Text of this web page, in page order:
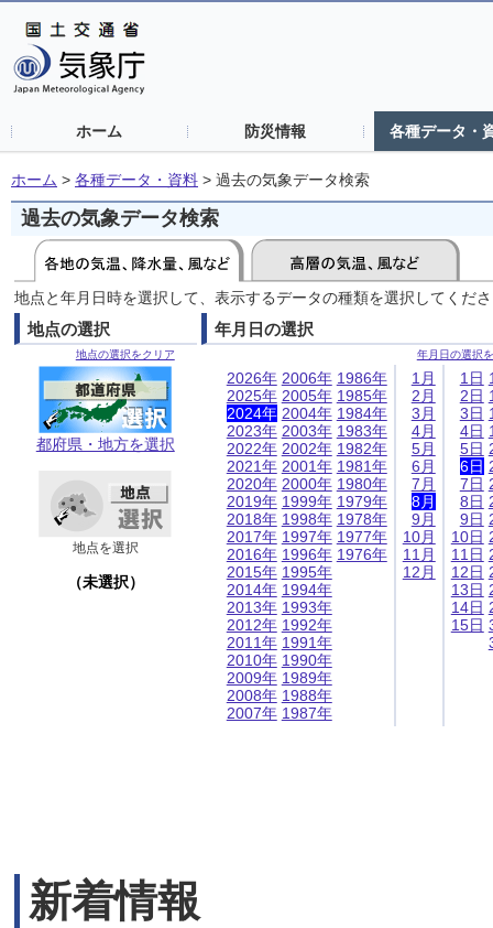
ホーム 防災情報 各種データ・
ホーム > 各種データ・資料 > 過去の気象データ検索
過去の気象データ検索
地点と年月日時を選択して、表示するデータの種類を選択してくだ
地点の選択
地点の選択をクリア
都府県・地方を選択
地点を選択
（未選択）
年月日の選択
年月日の選択
2026年
2025年
2024年
2023年
2022年
2021年
2020年
2019年
2018年
2017年
2016年
2015年
2014年
2013年
2012年
2011年
2010年
2009年
2008年
2007年
2006年
2005年
2004年
2003年
2002年
2001年
2000年
1999年
1998年
1997年
1996年
1995年
1994年
1993年
1992年
1991年
1990年
1989年
1988年
1987年
1986年
1985年
1984年
1983年
1982年
1981年
1980年
1979年
1978年
1977年
1976年
1月
2月
3月
4月
5月
6月
7月
8月
9月
10月
11月
12月
1日
2日
3日
4日
5日
6日
7日
8日
9日
10日
11日
12日
13日
14日
15日
新着情報